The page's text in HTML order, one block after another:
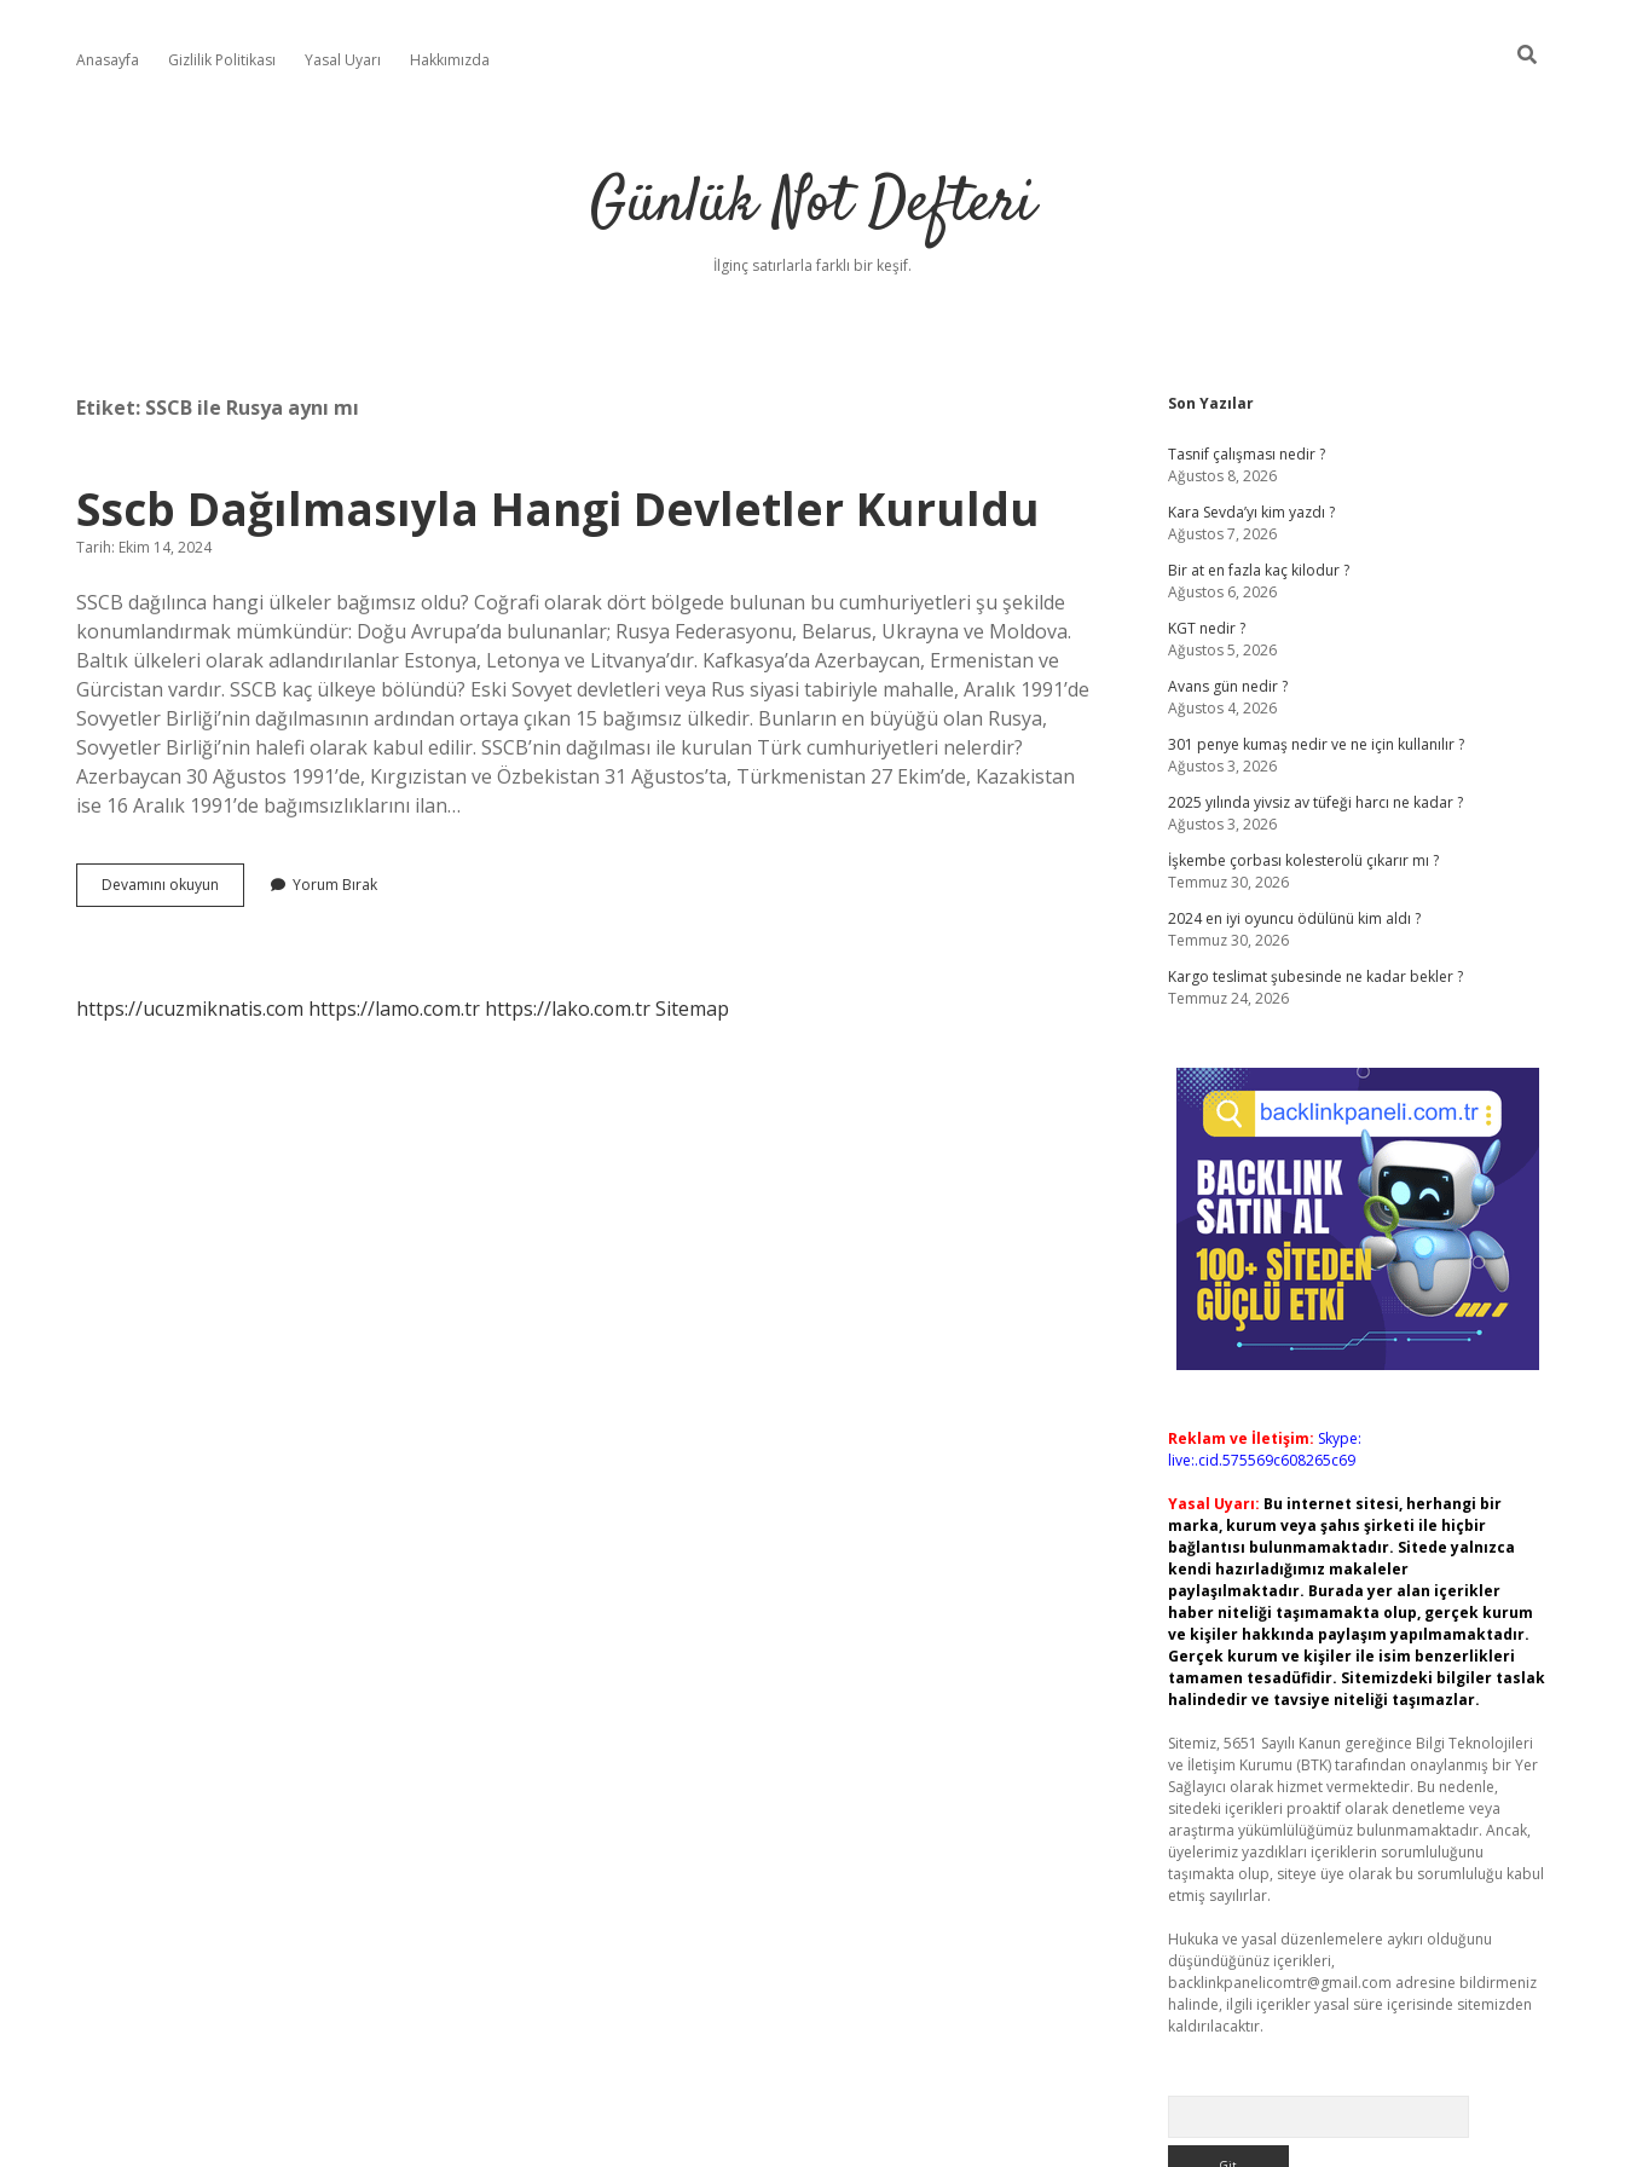
Anasayfa Gizlilik Politikası Yasal Uyarı Hakkımızda
Günlük Not Defteri
İlginç satırlarla farklı bir keşif.
Etiket: SSCB ile Rusya aynı mı
Sscb Dağılmasıyla Hangi Devletler Kuruldu
Tarih: Ekim 14, 2024
SSCB dağılınca hangi ülkeler bağımsız oldu? Coğrafi olarak dört bölgede bulunan bu cumhuriyetleri şu şekilde
konumlandırmak mümkündür: Doğu Avrupa’da bulunanlar; Rusya Federasyonu, Belarus, Ukrayna ve Moldova.
Baltık ülkeleri olarak adlandırılanlar Estonya, Letonya ve Litvanya’dır. Kafkasya’da Azerbaycan, Ermenistan ve
Gürcistan vardır. SSCB kaç ülkeye bölündü? Eski Sovyet devletleri veya Rus siyasi tabiriyle mahalle, Aralık 1991’de
Sovyetler Birliği’nin dağılmasının ardından ortaya çıkan 15 bağımsız ülkedir. Bunların en büyüğü olan Rusya,
Sovyetler Birliği’nin halefi olarak kabul edilir. SSCB’nin dağılması ile kurulan Türk cumhuriyetleri nelerdir?
Azerbaycan 30 Ağustos 1991’de, Kırgızistan ve Özbekistan 31 Ağustos’ta, Türkmenistan 27 Ekim’de, Kazakistan
ise 16 Aralık 1991’de bağımsızlıklarını ilan…
Devamını okuyun
Dağılmasıyla
Yorum Bırak
https://ucuzmiknatis.com https://lamo.com.tr https://lako.com.trSitemap
Sidebar
Son Yazılar
Tasnif çalışması nedir ?
Ağustos 8, 2026
Kara Sevda’yı kim yazdı ?
Ağustos 7, 2026
Bir at en fazla kaç kilodur ?
Ağustos 6, 2026
KGT nedir ?
Ağustos 5, 2026
Avans gün nedir ?
Ağustos 4, 2026
301 penye kumaş nedir ve ne için kullanılır ?
Ağustos 3, 2026
2025 yılında yivsiz av tüfeği harcı ne kadar ?
Ağustos 3, 2026
İşkembe çorbası kolesterolü çıkarır mı ?
Temmuz 30, 2026
2024 en iyi oyuncu ödülünü kim aldı ?
Temmuz 30, 2026
Kargo teslimat şubesinde ne kadar bekler ?
Temmuz 24, 2026
Reklam ve İletişim: Skype:
live:.cid.575569c608265c69
Yasal Uyarı: Bu internet sitesi, herhangi bir
marka, kurum veya şahıs şirketi ile hiçbir
bağlantısı bulunmamaktadır. Sitede yalnızca
kendi hazırladığımız makaleler
paylaşılmaktadır. Burada yer alan içerikler
haber niteliği taşımamakta olup, gerçek kurum
ve kişiler hakkında paylaşım yapılmamaktadır.
Gerçek kurum ve kişiler ile isim benzerlikleri
tamamen tesadüfidir. Sitemizdeki bilgiler taslak
halindedir ve tavsiye niteliği taşımazlar.
Sitemiz, 5651 Sayılı Kanun gereğince Bilgi Teknolojileri
ve İletişim Kurumu (BTK) tarafından onaylanmış bir Yer
Sağlayıcı olarak hizmet vermektedir. Bu nedenle,
sitedeki içerikleri proaktif olarak denetleme veya
araştırma yükümlülüğümüz bulunmamaktadır. Ancak,
üyelerimiz yazdıkları içeriklerin sorumluluğunu
taşımakta olup, siteye üye olarak bu sorumluluğu kabul
etmiş sayılırlar.
Hukuka ve yasal düzenlemelere aykırı olduğunu
düşündüğünüz içerikleri,
backlinkpanelicomtr@gmail.com adresine bildirmeniz
halinde, ilgili içerikler yasal süre içerisinde sitemizden
kaldırılacaktır.